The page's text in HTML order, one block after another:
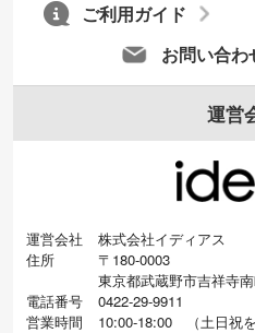
お問い合わ
ご利用ガイド
運営
運営会社
株式会社イディアス
住所
〒180-0003
東京都武蔵野市吉祥寺
電話番号
0422-29-9911
営業時間
10:00-18:00 （土日祝